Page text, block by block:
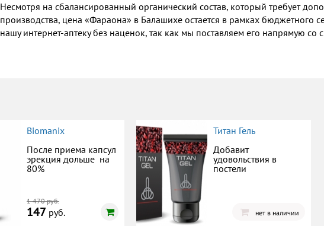
Несмотря на сбалансированный органический состав, который требует
производства, цена «Фараона» в Балашихе остается в рамках бюджетного
нашу интернет-аптеку без наценок, так как мы поставляем его напрямую со
Biomanix
После приема капсул
эрекция дольше на
80%
1 470 руб.
147 руб.
Титан Гель
Добавит
удовольствия в
постели
нет в наличии